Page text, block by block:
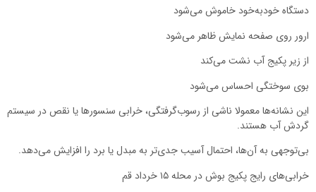
دستگاه خودبه‌خود خاموش می‌شود
ارور روی صفحه نمایش ظاهر می‌شود
از زیر پکیج آب نشت می‌کند
بوی سوختگی احساس می‌شود
این نشانه‌ها معمولا ناشی از رسوب‌گرفتگی، خرابی سنسورها یا نقص در سیستم
گردش آب هستند.
بی‌توجهی به آن‌ها، احتمال آسیب جدی‌تر به مبدل یا برد را افزایش می‌دهد.
خرابی‌های رایج پکیج بوش در محله ۱۵ خرداد قم